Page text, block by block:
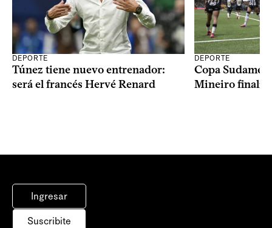
DEPORTE
Túnez tiene nuevo entrenador:
será el francés Hervé Renard
DEPORTE
Copa
Mineiro
Ingresar
Suscribite